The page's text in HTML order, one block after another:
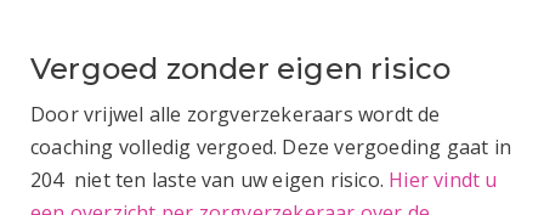
Vergoed zonder eigen risico
Door vrijwel alle zorgverzekeraars wordt de
coaching volledig vergoed. Deze vergoeding gaat in
204 niet ten laste van uw eigen risico. Hier vindt u